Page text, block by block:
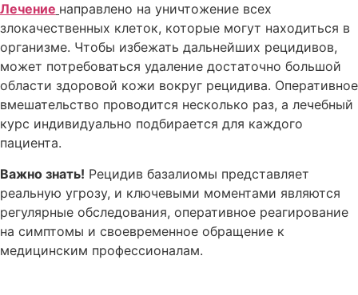
Лечение направлено на уничтожение всех
злокачественных клеток, которые могут находиться в
организме. Чтобы избежать дальнейших рецидивов,
может потребоваться удаление достаточно большой
области здоровой кожи вокруг рецидива. Оперативное
вмешательство проводится несколько раз, а лечебный
курс индивидуально подбирается для каждого
пациента.
Важно знать! Рецидив базалиомы представляет
реальную угрозу, и ключевыми моментами являются
регулярные обследования, оперативное реагирование
на симптомы и своевременное обращение к
медицинским профессионалам.